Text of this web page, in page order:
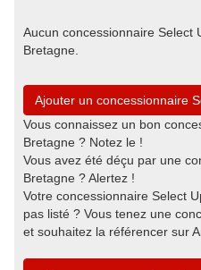
Aucun concessionnaire Select
Bretagne.
Ajouter un concessionnaire
Vous connaissez un bon
Bretagne ? Notez le !
Vous avez été déçu par une
Bretagne ? Alertez !
Votre concessionnaire Select
pas listé ? Vous tenez une
et souhaitez la référencer sur